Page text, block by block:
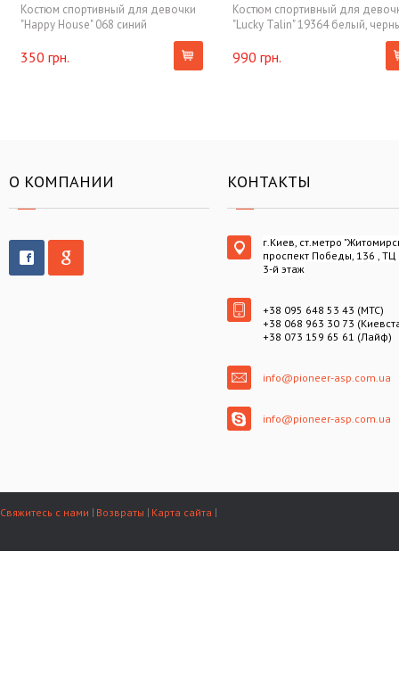
Костюм спортивный для девочки
"Happy House" 068 синий
350 грн.
Костюм спортивный для
"Lucky Talin" 19364 белый,
990 грн.
О КОМПАНИИ КОНТАКТЫ
г.Киев, ст.метро
проспект Победы, 136 , ТЦ
3-й этаж
+38 095 648 53 43 (МТС)
+38 068 963 30 73
+38 073 159 65 61 (Лайф)
info@pioneer-asp.com.ua
info@pioneer-asp.com.ua
Свяжитесь с нами Возвраты Карта сайта